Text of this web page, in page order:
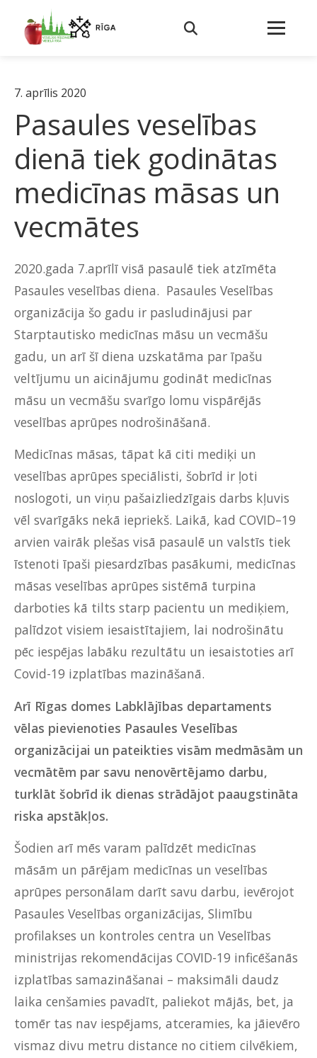
7. aprīlis 2020
Pasaules veselības
dienā tiek godinātas
medicīnas māsas un
vecmātes
2020.gada 7.aprīlī visā pasaulē tiek atzīmēta
Pasaules veselības diena. Pasaules Veselības
organizācija šo gadu ir pasludinājusi par
Starptautisko medicīnas māsu un vecmāšu
gadu, un arī šī diena uzskatāma par īpašu
veltījumu un aicinājumu godināt medicīnas
māsu un vecmāšu svarīgo lomu vispārējās
veselības aprūpes nodrošināšanā.
Medicīnas māsas, tāpat kā citi mediķi un
veselības aprūpes speciālisti, šobrīd ir ļoti
noslogoti, un viņu pašaizliedzīgais darbs kļuvis
vēl svarīgāks nekā iepriekš. Laikā, kad COVID–19
arvien vairāk plešas visā pasaulē un valstīs tiek
īstenoti īpaši piesardzības pasākumi, medicīnas
māsas veselības aprūpes sistēmā turpina
darboties kā tilts starp pacientu un mediķiem,
palīdzot visiem iesaistītajiem, lai nodrošinātu
pēc iespējas labāku rezultātu un iesaistoties arī
Covid-19 izplatības mazināšanā.
Arī Rīgas domes Labklājības departaments
vēlas pievienoties Pasaules Veselības
organizācijai un pateikties visām medmāsām un
vecmātēm par savu nenovērtējamo darbu,
turklāt šobrīd ik dienas strādājot paaugstināta
riska apstākļos.
Šodien arī mēs varam palīdzēt medicīnas
māsām un pārējam medicīnas un veselības
aprūpes personālam darīt savu darbu, ievērojot
Pasaules Veselības organizācijas, Slimību
profilakses un kontroles centra un Veselības
ministrijas rekomendācijas COVID-19 inficēšanās
izplatības samazināšanai – maksimāli daudz
laika cenšamies pavadīt, paliekot mājās, bet, ja
tomēr tas nav iespējams, atceramies, ka jāievēro
vismaz divu metru distance no citiem cilvēkiem,